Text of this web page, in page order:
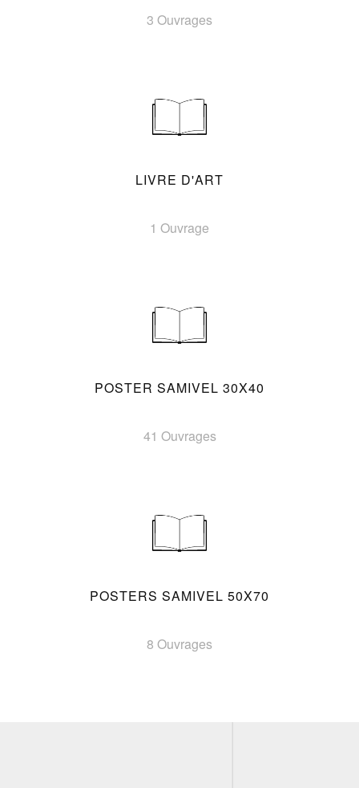
3 Ouvrages
LIVRE D'ART
1 Ouvrage
POSTER SAMIVEL 30X40
41 Ouvrages
POSTERS SAMIVEL 50X70
8 Ouvrages